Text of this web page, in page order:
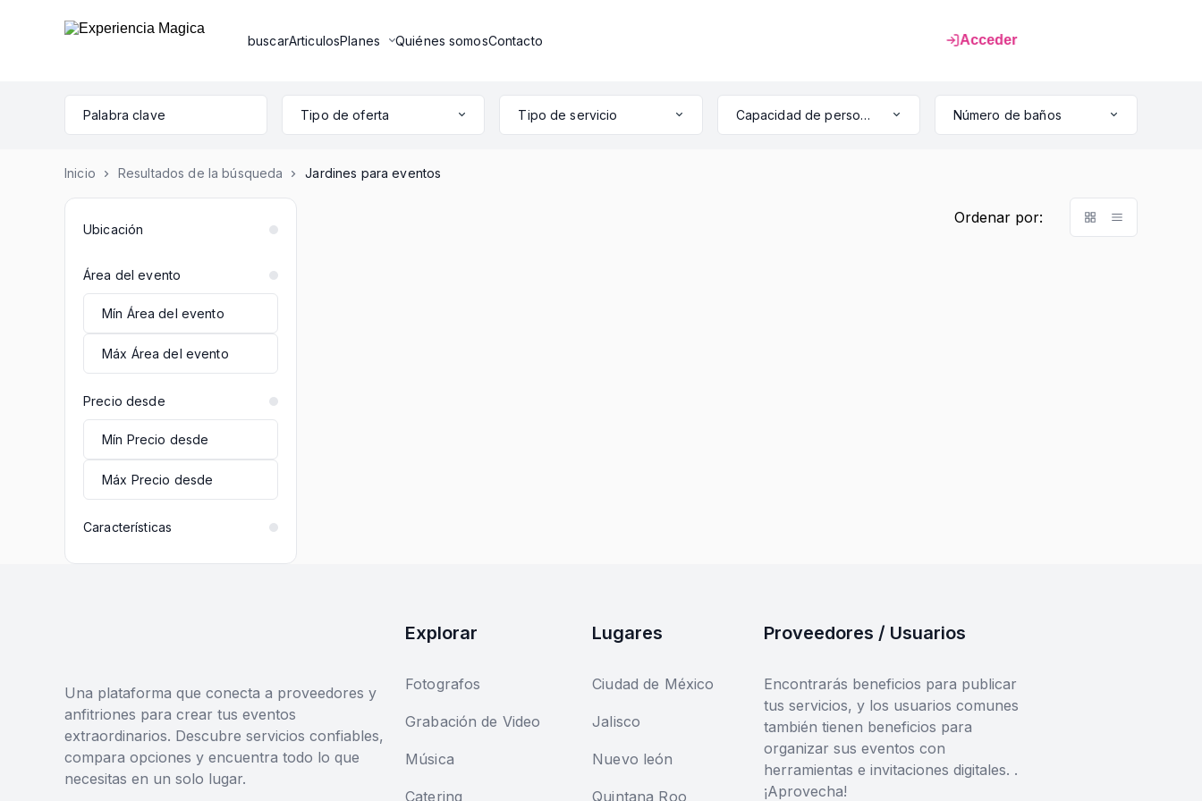
buscarArticulosPlanes Quiénes somosContacto Acceder
Tipo de oferta Tipo de servicio Capacidad de personas Número de baños
Inicio Resultados de la búsqueda Jardines para eventos
Ubicación
Área del evento
Precio desde
Características
Ordenar por:
Una plataforma que conecta a proveedores y
anfitriones para crear tus eventos
extraordinarios. Descubre servicios confiables,
compara opciones y encuentra todo lo que
necesitas en un solo lugar.
Explorar
Fotografos
Grabación de Video
Música
Catering
Lugares
Ciudad de México
Jalisco
Nuevo león
Quintana Roo
Proveedores / Usuarios
Encontrarás beneficios para publicar
tus servicios, y los usuarios comunes
también tienen beneficios para
organizar sus eventos con
herramientas e invitaciones digitales. .
¡Aprovecha!